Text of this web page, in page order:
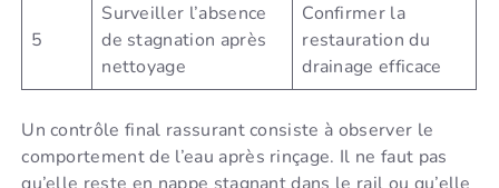
5
Surveiller l’absence
de stagnation après
nettoyage
Confirmer la
restauration du
drainage efficace
Un contrôle final rassurant consiste à observer le
comportement de l’eau après rinçage. Il ne faut pas